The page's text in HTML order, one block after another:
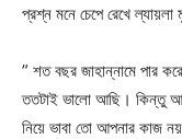
প্রশ্ন মনে চেপে রেখে
” শত বছর জাহান্নামে পার
ততটাই ভালো আছি। কিন্তু
নিয়ে ভাবা তো আপনার কাজ